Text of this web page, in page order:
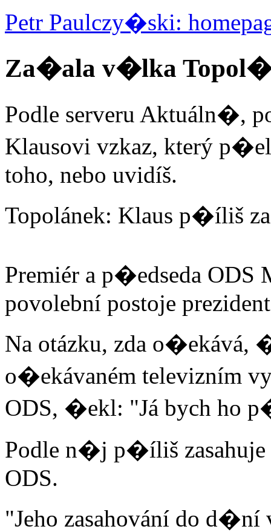
Petr Paulczy�ski:
Za�ala v�lka
Podle serveru Aktuáln�,
Klausovi vzkaz, který
toho, nebo uvidíš.
Topolánek: Klaus p�íliš
Premiér a p�edseda ODS
povolební postoje
Na otázku, zda o�ekává,
o�ekávaném televizním
ODS, �ekl: "Já bych ho
Podle n�j p�íliš
ODS.
"Jeho zasahování do